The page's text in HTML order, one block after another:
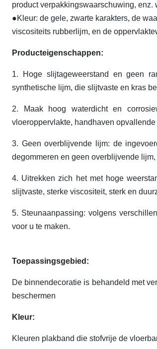
product verpakkingswaarschuwing, enz.
●Kleur: de gele, zwarte karakters, de
viscositeits rubberlijm, en de
Producteigenschappen:
1.
Hoge slijtageweerstand en geen
synthetische lijm, die slijtvaste en kras
2.
Maak hoog waterdicht en
vloeroppervlakte, handhaven
3. Geen overblijvende lijm: de
degommeren en geen overblijvende
4. Uitrekken zich het met hoge
slijtvaste, sterke viscositeit, sterk en
5. Steunaanpassing: volgens
voor u te maken.
Toepassingsgebied:
De binnendecoratie is behandeld met
beschermen
Kleur:
Kleuren plakband die stofvrije de